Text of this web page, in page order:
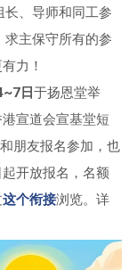
长、导师和同工参
主保守所有的参
力！
日于扬恩堂举
港宣道会宣基堂短
朋友报名参加，也
开放报名，名额
这个衔接浏览。详